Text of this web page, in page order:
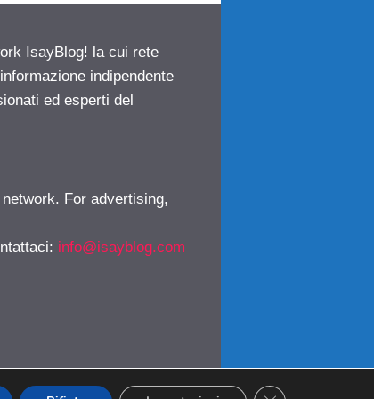
IsayBlog! la cui rete
indipendente
ed esperti del
For advertising,
: info@isayblog.com